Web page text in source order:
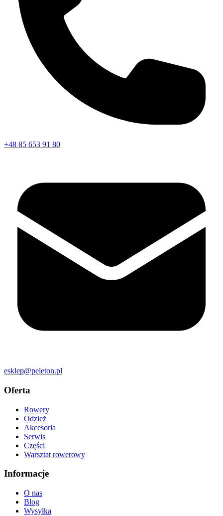
+48 85 653 91 80
esklep@peleton.pl
Oferta
Rowery
Odzież
Akcesoria
Serwis
Części
Warsztat rowerowy
Informacje
O nas
Blog
Wysyłka